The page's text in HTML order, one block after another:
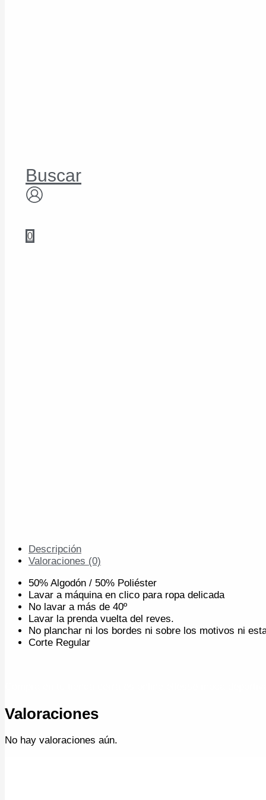
Buscar
0
Descripción
Valoraciones (0)
50% Algodón / 50% Poliéster
Lavar a máquina en clico para ropa delicada
No lavar a más de 40º
Lavar la prenda vuelta del reves.
No planchar ni los bordes ni sobre los motivos ni
Corte Regular
Valoraciones
No hay valoraciones aún.